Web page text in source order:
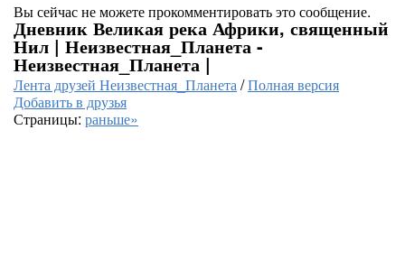
Вы сейчас не можете прокомментировать это сообщение.
Дневник Великая река Африки, священный
Нил | Неизвестная_Планета -
Неизвестная_Планета |
Лента друзей Неизвестная_Планета/Полная версия
Добавить в друзья
Страницы: раньше»